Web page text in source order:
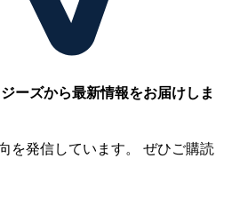
ーズから最新情報をお届けしま
を発信しています。 ぜひご購読